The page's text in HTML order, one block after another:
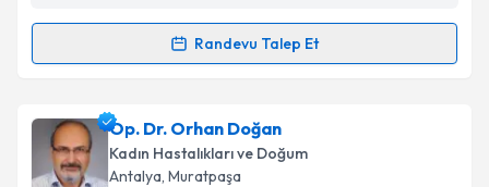
Kişisel verilerimin işlenmesine ilişkin
Metni'ni okudum ve kişisel verilerimin belirtilen
Takvim Talebini Gönder
Randevu Talep Et
Randevu Takvimi Talebi
Op. Dr. Sonay İsenlikiçin randevu takvimi talebi
oluşturun. Size bu uzmandan randevu almanız için bir
takvim hazırlandığında e-posta ile bilgilendireceğiz.
Op. Dr. Orhan Doğan
Kadın Hastalıkları ve Doğum
Antalya, Muratpaşa